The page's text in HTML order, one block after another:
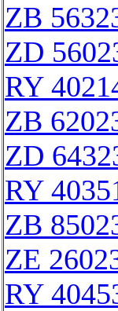
ZB
ZD
RY
ZB
ZD
RY
ZB
ZE
RY